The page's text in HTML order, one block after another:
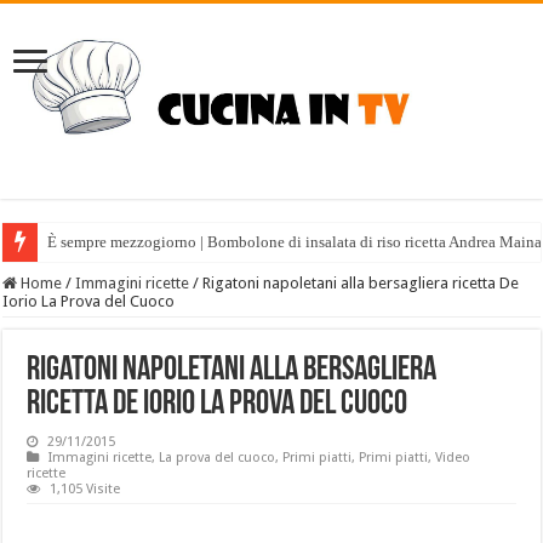
È sempre mezzogiorno | Bombolone di insalata di riso ricetta Andrea
Home / Immagini ricette / Rigatoni napoletani alla bersagliera ricetta De
Iorio La Prova del Cuoco
Rigatoni napoletani alla bersagliera
ricetta De Iorio La Prova del Cuoco
29/11/2015
Immagini ricette, La prova del cuoco, Primi piatti, Primi piatti,Video
ricette
1,105 Visite